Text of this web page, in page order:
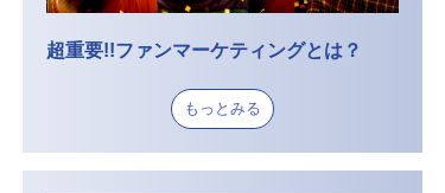
超重要!!ファンマーケティングとは？
もっとみる